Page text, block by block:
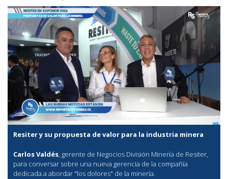
Resiter y su propuesta de valor para la industria minera
Carlos Valdés, gerente de Negocios División Minería de Resiter,
para conversar sobre una nueva gerencia de la compañía
dedicada a abordar "los dolores" de la minería.